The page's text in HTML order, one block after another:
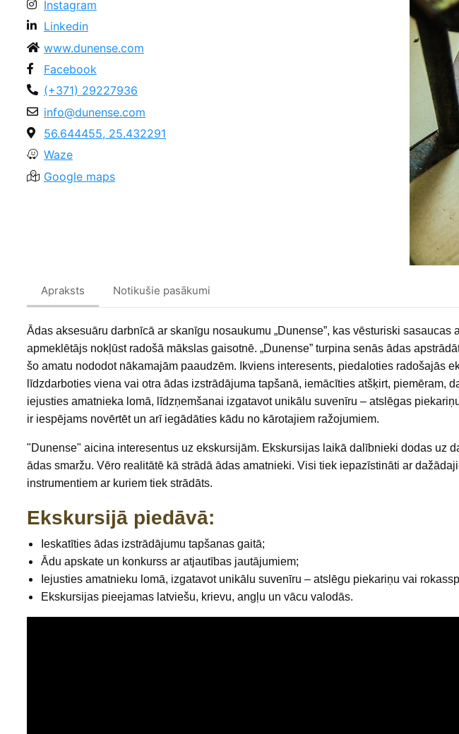
Instagram
Linkedin
www.dunense.com
Facebook
(+371) 29227936
info@dunense.com
56.644455, 25.432291
Waze
Google maps
Apraksts Notikušie pasākumi
Ādas aksesuāru darbnīcā ar skanīgu nosaukumu „Dunense”, kas vēsturiski sasaucas
apmeklētājs nokļūst radošā mākslas gaisotnē. „Dunense” turpina senās ādas
šo amatu nododot nākamajām paaudzēm. Ikviens interesents, piedaloties radošajās
līdzdarboties viena vai otra ādas izstrādājuma tapšanā, iemācīties atšķirt, piemēram,
iejusties amatnieka lomā, līdzņemšanai izgatavot unikālu suvenīru – atslēgas
ir iespējams novērtēt un arī iegādāties kādu no kārotajiem ražojumiem.
"Dunense" aicina interesentus uz ekskursijām. Ekskursijas laikā dalībnieki dodas uz
ādas smaržu. Vēro realitātē kā strādā ādas amatnieki. Visi tiek iepazīstināti ar
instrumentiem ar kuriem tiek strādāts.
Ekskursijā piedāvā:
Ieskatīties ādas izstrādājumu tapšanas gaitā;
Ādu apskate un konkurss ar atjautības jautājumiem;
Iejusties amatnieku lomā, izgatavot unikālu suvenīru – atslēgu piekariņu vai
Ekskursijas pieejamas latviešu, krievu, angļu un vācu valodās.